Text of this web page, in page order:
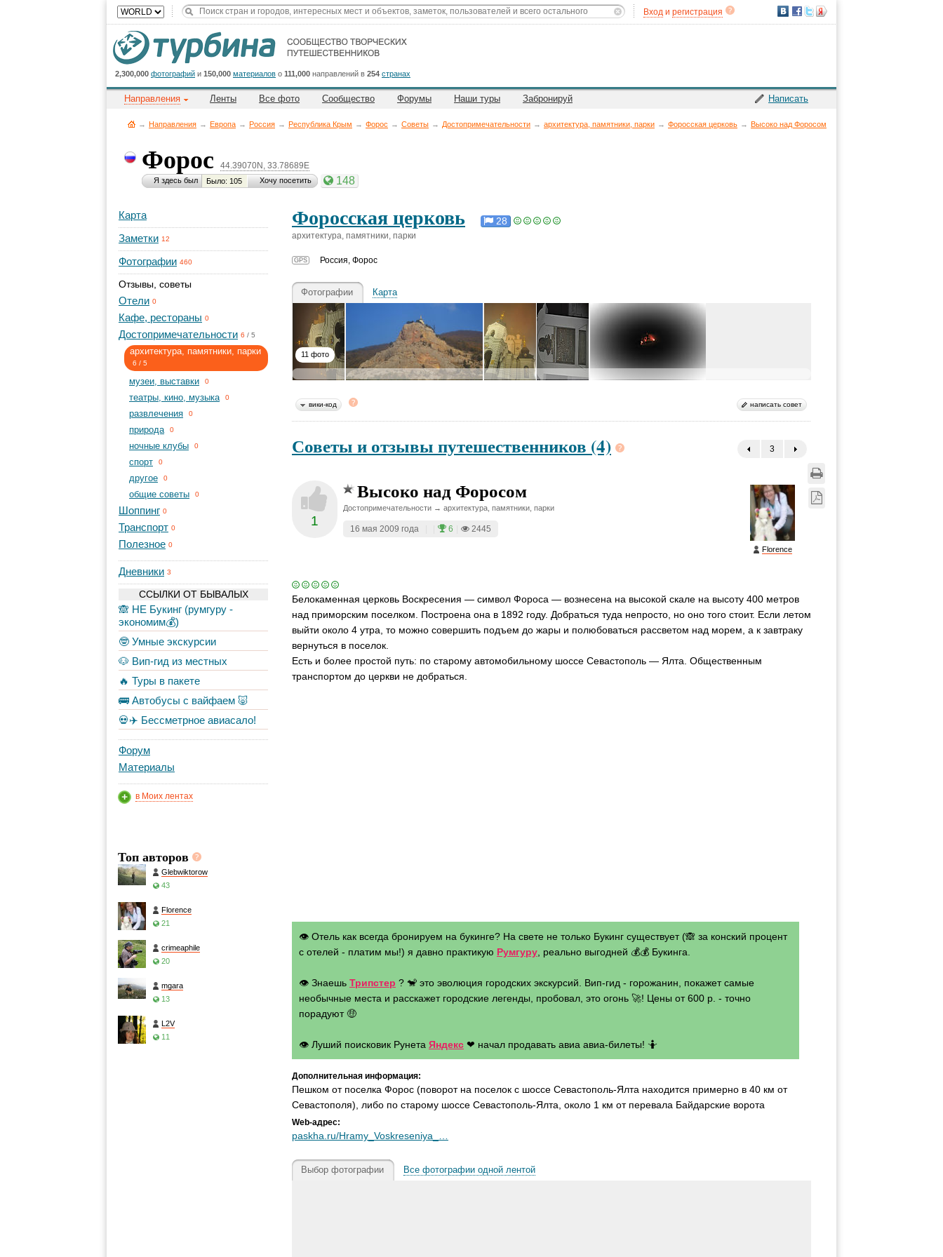
Вход и регистрация
2,300,000 фотографий и 150,000 материалов о 111,000 направлений в 254 странах
Написать
Направления Ленты Все фото Сообщество Форумы Наши туры Забронируй
→ Направления → Европа → Россия → Республика Крым → Форос → Советы → Достопримечательности → архитектура, памятники, парки → Форосская церковь → Высоко над Форосом
Форос 44.39070N, 33.78689E
Я здесь был Было: 105 Хочу посетить 148
Карта
Заметки 12
Фотографии 460
Отзывы, советы
Отели 0
Кафе, рестораны 0
Достопримечательности 6 / 5
архитектура, памятники, парки
6 / 5
музеи, выставки 0
театры, кино, музыка 0
развлечения 0
природа 0
ночные клубы 0
спорт 0
другое 0
общие советы 0
Шоппинг 0
Транспорт 0
Полезное 0
Дневники 3
ССЫЛКИ ОТ БЫВАЛЫХ
🙈 НЕ Букинг (румгуру -
экономим💰)
🤓 Умные экскурсии
🐶 Вип-гид из местных
🔥 Туры в пакете
🚌 Автобусы с вайфаем 🐷
💀✈️ Бессметрное авиасало!
Форум
Материалы
в Моих лентах
Топ авторов
Glebwiktorow
43
Florence
21
crimeaphile
20
mgara
13
L2V
11
Форосская церковь 28
архитектура, памятники, парки
GPS Россия, Форос
Фотографии Карта
11 фото
вики-код написать совет
Советы и отзывы путешественников (4) 3
1
Florence
Высоко над Форосом
Достопримечательности → архитектура, памятники, парки
16 мая 2009 года 6 2445
Белокаменная церковь Воскресения — символ Фороса — вознесена на высокой скале на высоту 400 метров
над приморским поселком. Построена она в 1892 году. Добраться туда непросто, но оно того стоит. Если летом
выйти около 4 утра, то можно совершить подъем до жары и полюбоваться рассветом над морем, а к завтраку
вернуться в поселок.
Есть и более простой путь: по старому автомобильному шоссе Севастополь — Ялта. Общественным
транспортом до церкви не добраться.
👁 Отель как всегда бронируем на букинге? На свете не только Букинг существует (🙈 за конский процент
с отелей - платим мы!) я давно практикую Румгуру , реально выгодней 💰💰 Букинга.
👁 Знаешь Трипстер ? 🐒 это эволюция городских экскурсий. Вип-гид - горожанин, покажет самые
необычные места и расскажет городские легенды, пробовал, это огонь 🚀! Цены от 600 р. - точно
порадуют 🤑
👁 Луший поисковик Рунета Яндекс ❤ начал продавать авиа авиа-билеты! 🤷
Дополнительная информация:
Пешком от поселка Форос (поворот на поселок с шоссе Севастополь-Ялта находится примерно в 40 км от
Севастополя), либо по старому шоссе Севастополь-Ялта, около 1 км от перевала Байдарские ворота
Web-адрес:
paskha.ru/Hramy_Voskreseniya_…
Выбор фотографии Все фотографии одной лентой